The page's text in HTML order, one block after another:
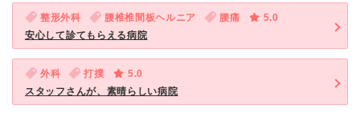
整形外科 腰椎椎間板ヘルニア 腰痛
5.0
安心して診てもらえる病院
外科 打撲
5.0
スタッフさんが、素晴らしい病院